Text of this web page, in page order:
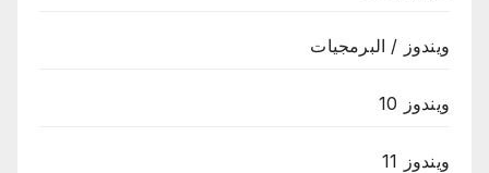
ويندوز / البرمجيات
ويندوز 10
ويندوز 11